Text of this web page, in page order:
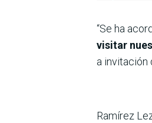
“Se ha
visitar
a invitación
Ramírez